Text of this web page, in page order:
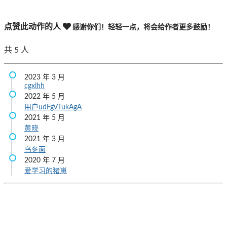
点赞此动作的人 感谢你们！轻轻一点，将会给作者更多鼓励！
共 5 人
2023 年 3 月
cgxlhh
2022 年 5 月
用户udFgVTukAgA
2021 年 5 月
黄晓
2021 年 3 月
乌冬面
2020 年 7 月
爱学习的猪崽